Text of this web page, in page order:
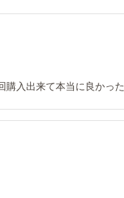
購入出来て本当に良かっ